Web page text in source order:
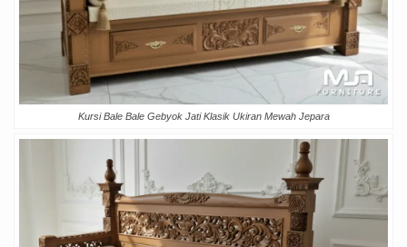
Kursi Bale Bale Gebyok Jati Klasik Ukiran Mewah Jepara